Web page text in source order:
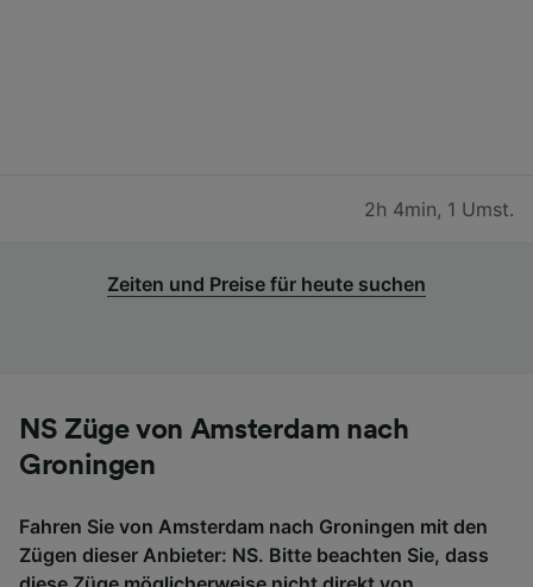
2h 4min, 1 Umst.
Zeiten und Preise für heute suchen
NS Züge von Amsterdam nach
Groningen
Fahren Sie von Amsterdam nach Groningen mit den
Zügen dieser Anbieter: NS. Bitte beachten Sie, dass